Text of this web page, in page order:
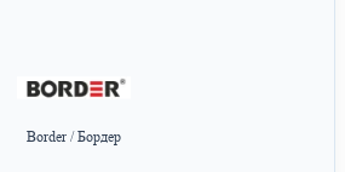
Border / Бордер